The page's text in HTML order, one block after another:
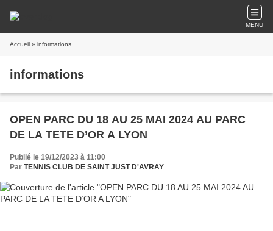
MENU
Accueil » informations
informations
OPEN PARC DU 18 AU 25 MAI 2024 AU PARC
DE LA TETE D’OR A LYON
Publié le 19/12/2023 à 11:00
Par TENNIS CLUB DE SAINT JUST D'AVRAY